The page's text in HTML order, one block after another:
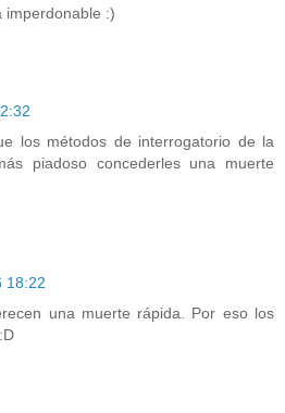
imperdonable :)
los métodos de interrogatorio de la
piadoso concederles una muerte
18:22
una muerte rápida. Por eso los